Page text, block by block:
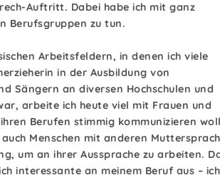
Auftritt. Dabei habe ich mit ganz
Berufsgruppen zu tun.
Arbeitsfeldern, in denen ich viele
in der Ausbildung von
Sängern an diversen Hochschulen und
arbeite ich heute viel mit Frauen und
Berufen stimmig kommunizieren
Menschen mit anderen
um an ihrer Aussprache zu arbeiten.
interessante an meinem Beruf aus – ich